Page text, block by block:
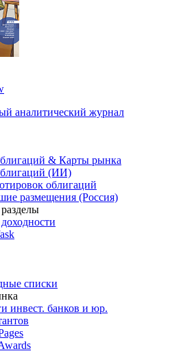
аналитический журнал
& Карты рынка
(ИИ)
облигаций
размещения (Россия)
списки
инвест. банков и юр.